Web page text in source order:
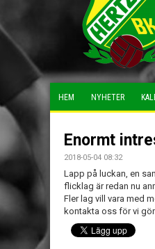
HEM NYHETER
Enormt
2018-05-04 08:32
Lapp på luckan, en
flicklag är redan nu
Fler lag vill vara med
kontakta oss för vi